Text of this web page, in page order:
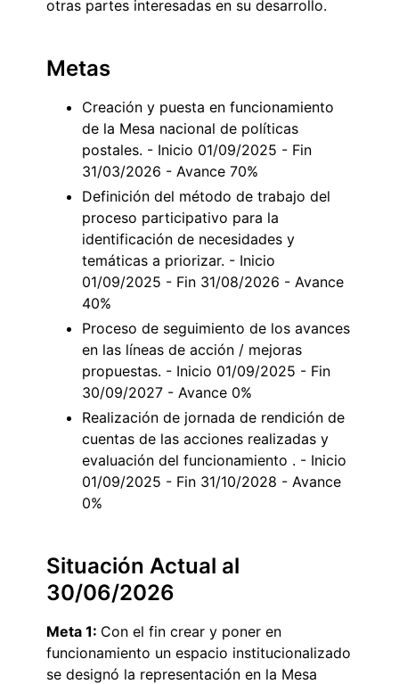
otras partes interesadas en su desarrollo.
Metas
Creación y puesta en funcionamiento
de la Mesa nacional de políticas
postales. - Inicio 01/09/2025 - Fin
31/03/2026 - Avance 70%
Definición del método de trabajo del
proceso participativo para la
identificación de necesidades y
temáticas a priorizar. - Inicio
01/09/2025 - Fin 31/08/2026 - Avance
40%
Proceso de seguimiento de los avances
en las líneas de acción / mejoras
propuestas. - Inicio 01/09/2025 - Fin
30/09/2027 - Avance 0%
Realización de jornada de rendición de
cuentas de las acciones realizadas y
evaluación del funcionamiento . - Inicio
01/09/2025 - Fin 31/10/2028 - Avance
0%
Situación Actual al
30/06/2026
Meta 1: Con el fin crear y poner en
funcionamiento un espacio institucionalizado
se designó la representación en la Mesa